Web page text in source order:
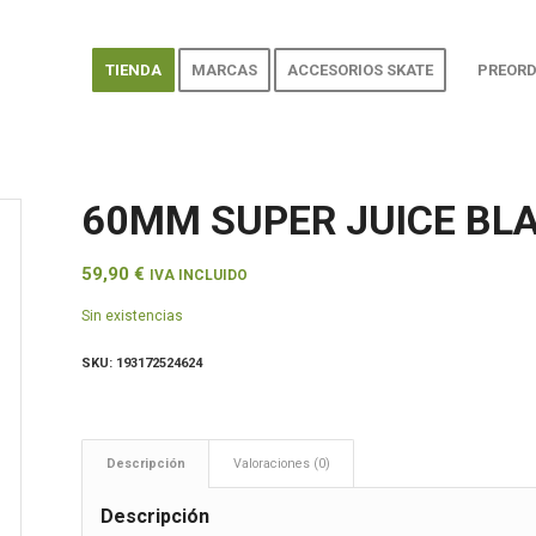
TIENDA MARCAS ACCESORIOS SKATE
60MM SUPER JUICE
59,90€ IVA INCLUIDO
Sin existencias
SKU: 193172524624
Descripción Valoraciones (0)
Descripción